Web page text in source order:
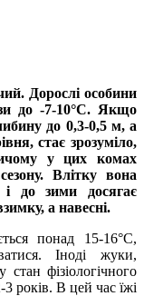
Дорослі особини
до -7-10°С. Якщо
до 0,3-0,5 м, а
стає зрозуміло,
у цих комах
Влітку вона
і до зими досягає
а навесні.
понад 15-16°С,
Іноді жуки,
фізіологічного
років. В цей час їжі